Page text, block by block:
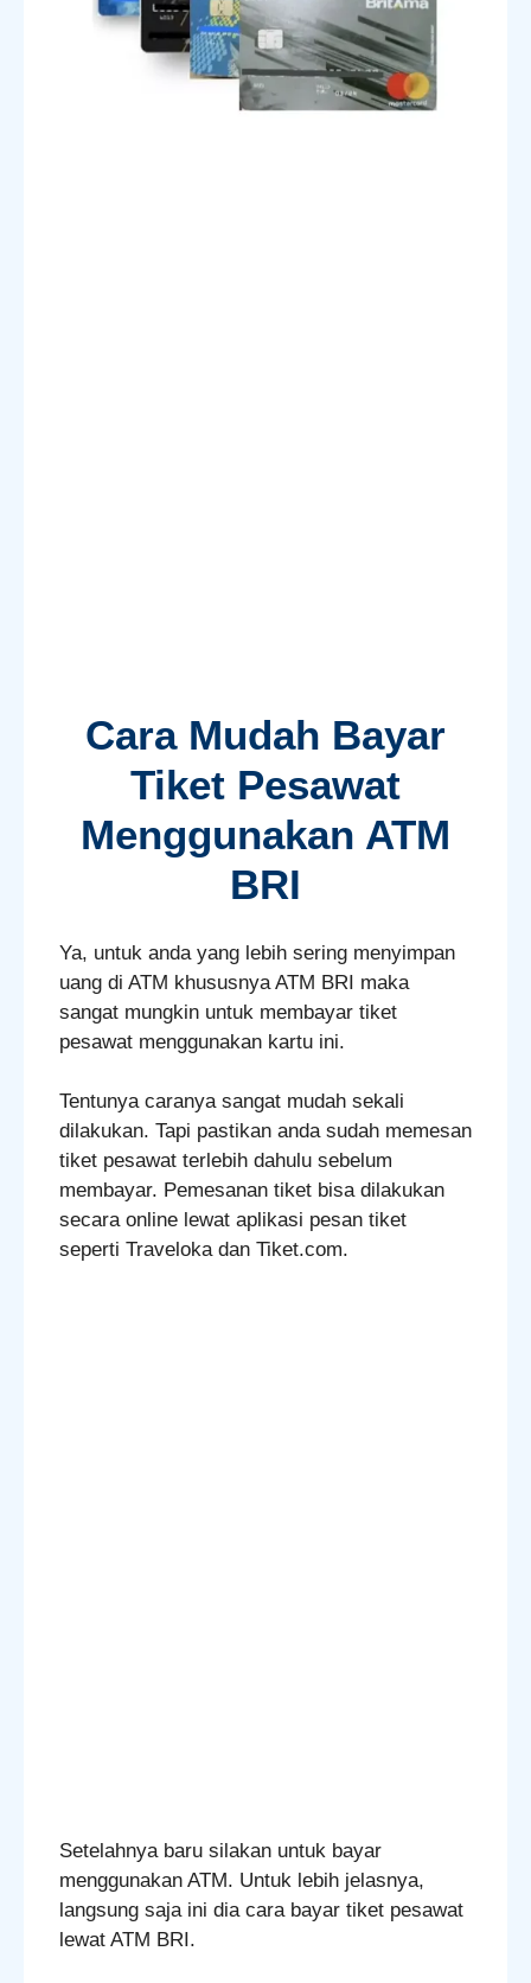
Cara Mudah Bayar
Tiket Pesawat
Menggunakan ATM
BRI
Ya, untuk anda yang lebih sering menyimpan
uang di ATM khususnya ATM BRI maka
sangat mungkin untuk membayar tiket
pesawat menggunakan kartu ini.
Tentunya caranya sangat mudah sekali
dilakukan. Tapi pastikan anda sudah memesan
tiket pesawat terlebih dahulu sebelum
membayar. Pemesanan tiket bisa dilakukan
secara online lewat aplikasi pesan tiket
seperti Traveloka dan Tiket.com.
Setelahnya baru silakan untuk bayar
menggunakan ATM. Untuk lebih jelasnya,
langsung saja ini dia cara bayar tiket pesawat
lewat ATM BRI.